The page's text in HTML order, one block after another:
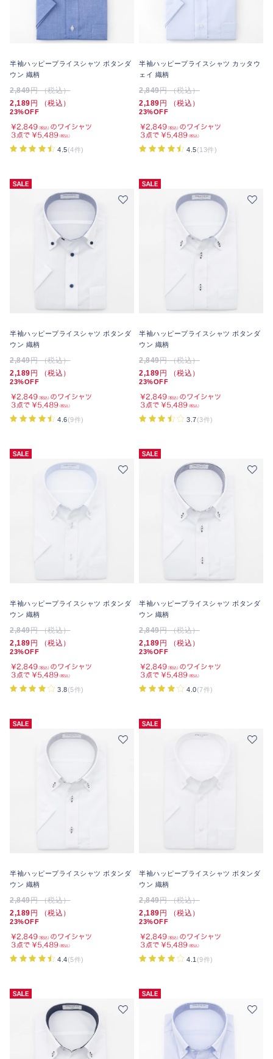
半袖ハッピープライスシャツ ボタンダ
ウン 織柄
2,849円 （税込）
2,189円 （税込）
23%OFF
4.5(4件)
半袖ハッピープライスシャツ カッタウ
ェイ 織柄
2,849円 （税込）
2,189円 （税込）
23%OFF
4.5(13件)
半袖ハッピープライスシャツ ボタンダ
ウン 織柄
2,849円 （税込）
2,189円 （税込）
23%OFF
4.6(9件)
半袖ハッピープライスシャツ ボタンダ
ウン 織柄
2,849円 （税込）
2,189円 （税込）
23%OFF
3.7(3件)
半袖ハッピープライスシャツ ボタンダ
ウン 織柄
2,849円 （税込）
2,189円 （税込）
23%OFF
3.8(5件)
半袖ハッピープライスシャツ ボタンダ
ウン 織柄
2,849円 （税込）
2,189円 （税込）
23%OFF
4.0(7件)
半袖ハッピープライスシャツ ボタンダ
ウン 織柄
2,849円 （税込）
2,189円 （税込）
23%OFF
4.4(5件)
半袖ハッピープライスシャツ ボタンダ
ウン 織柄
2,849円 （税込）
2,189円 （税込）
23%OFF
4.1 (9件)